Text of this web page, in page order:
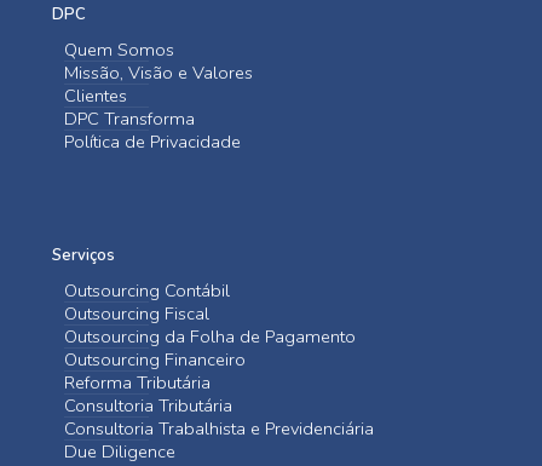
DPC
Quem Somos
Missão, Visão e Valores
Clientes
DPC Transforma
Política de Privacidade
Serviços
Outsourcing Contábil
Outsourcing Fiscal
Outsourcing da Folha de Pagamento
Outsourcing Financeiro
Reforma Tributária
Consultoria Tributária
Consultoria Trabalhista e Previdenciária
Due Diligence